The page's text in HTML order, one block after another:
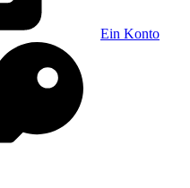
Ein Konto